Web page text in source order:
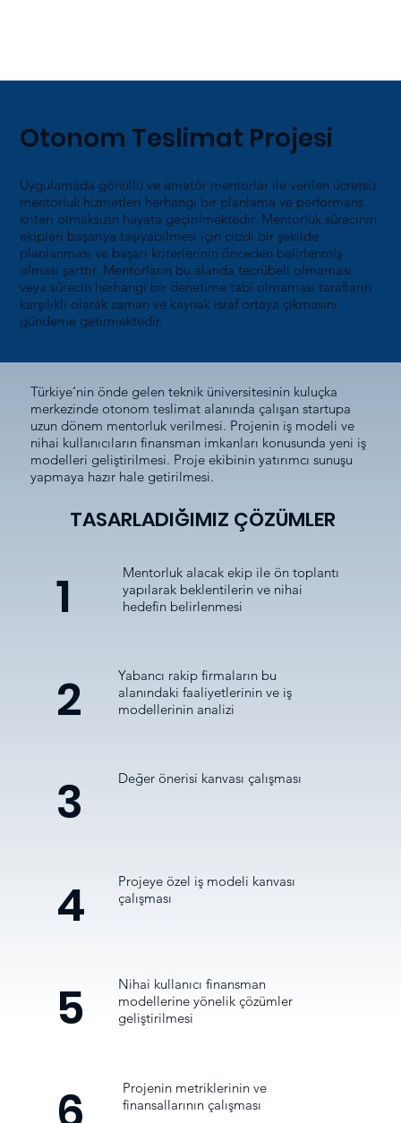
Türkiye’nin önde gelen teknik üniversitesinin kuluçka
merkezinde otonom teslimat alanında çalışan startupa
uzun dönem mentorluk verilmesi. Projenin iş modeli ve
nihai kullanıcıların finansman imkanları konusunda yeni iş
modelleri geliştirilmesi. Proje ekibinin yatırımcı sunuşu
yapmaya hazır hale getirilmesi.
TASARLADIĞIMIZ ÇÖZÜMLER
1
Mentorluk alacak ekip ile ön toplantı
yapılarak beklentilerin ve nihai
hedefin belirlenmesi
2
Yabancı rakip firmaların bu
alanındaki faaliyetlerinin ve iş
modellerinin analizi
3 Değer önerisi kanvası çalışması
5
Nihai kullanıcı finansman
modellerine yönelik çözümler
geliştirilmesi
4
Projeye özel iş modeli kanvası
çalışması
Projenin metriklerinin ve
finansallarının çalışması
Otonom Teslimat Projesi
Uygulamada gönüllü ve amatör mentorlar ile verilen ücretsiz
mentorluk hizmetleri herhangi bir planlama ve performans
kriteri olmaksızın hayata geçirilmektedir. Mentorluk sürecinin
ekipleri başarıya taşıyabilmesi için ciddi bir şekilde
planlanması ve başarı kriterlerinin önceden belirlenmiş
olması şarttır. Mentorların bu alanda tecrübeli olmaması
veya sürecin herhangi bir denetime tabi olmaması tarafların
karşılıklı olarak zaman ve kaynak israf ortaya çıkmasını
gündeme getirmektedir.